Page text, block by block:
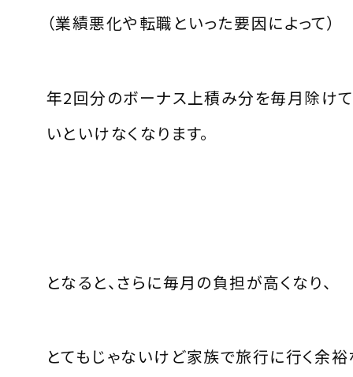
（業績悪化や転職といった要因によって）
年2回分のボーナス上積み分を毎月除け
いといけなくなります。
となると、さらに毎月の負担が高くなり、
とてもじゃないけど家族で旅行に行く余